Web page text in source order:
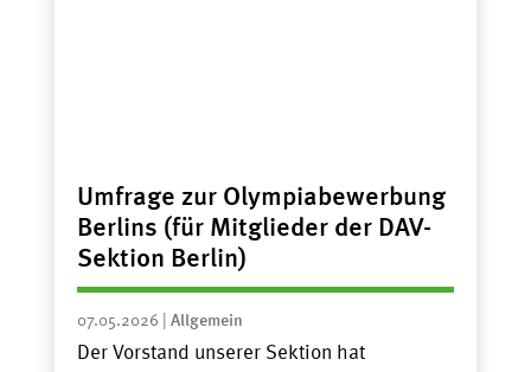
Umfrage zur Olympiabewerbung
Berlins (für Mitglieder der DAV-
Sektion Berlin)
07.05.2026 Allgemein
Der Vorstand unserer Sektion hat